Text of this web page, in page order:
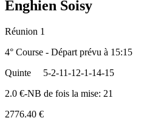
Enghien Soisy
Réunion 1
4° Course - Départ prévu à 15:15
Quinte
5-2-11-12-1-14-15
2.0 €-NB de fois la mise: 21
2776.40 €